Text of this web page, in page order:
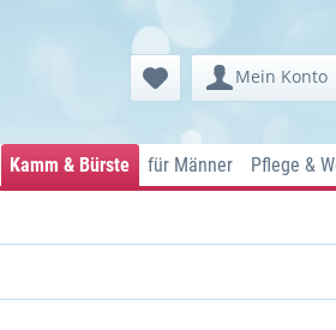
Mein Konto
Kamm & Bürste für Männer Pflege &